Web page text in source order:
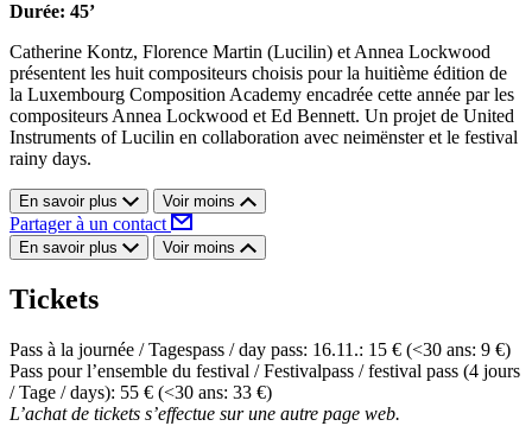
Durée: 45’
Catherine Kontz, Florence Martin (Lucilin) et Annea Lockwood
présentent les huit compositeurs choisis pour la huitième édition de
la Luxembourg Composition Academy encadrée cette année par les
compositeurs Annea Lockwood et Ed Bennett. Un projet de United
Instruments of Lucilin en collaboration avec neimënster et le festival
rainy days.
En savoir plus Voir moins
Partager à un contact
En savoir plus Voir moins
Tickets
Pass à la journée / Tagespass / day pass: 16.11.: 15 € (<30 ans: 9 €)
Pass pour l’ensemble du festival / Festivalpass / festival pass (4 jours
/ Tage / days): 55 € (<30 ans: 33 €)
L’achat de tickets s’effectue sur une autre page web.